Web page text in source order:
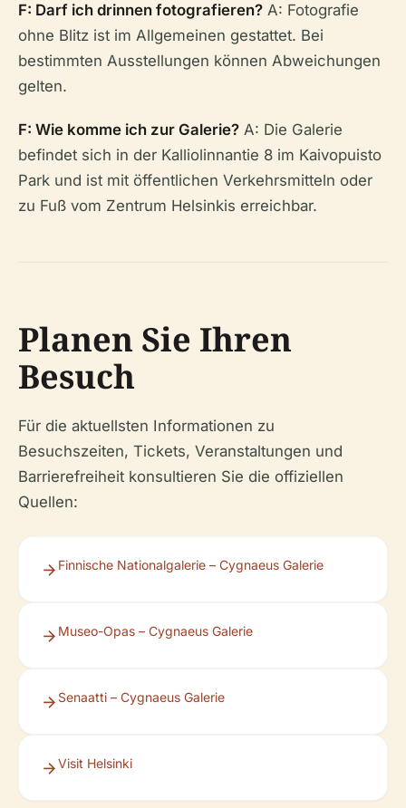
F: Darf ich drinnen fotografieren? A: Fotografie
ohne Blitz ist im Allgemeinen gestattet. Bei
bestimmten Ausstellungen können Abweichungen
gelten.
F: Wie komme ich zur Galerie? A: Die Galerie
befindet sich in der Kalliolinnantie 8 im Kaivopuisto
Park und ist mit öffentlichen Verkehrsmitteln oder
zu Fuß vom Zentrum Helsinkis erreichbar.
Planen Sie Ihren
Besuch
Für die aktuellsten Informationen zu
Besuchszeiten, Tickets, Veranstaltungen und
Barrierefreiheit konsultieren Sie die offiziellen
Quellen:
Finnische Nationalgalerie – Cygnaeus Galerie
Museo-Opas – Cygnaeus Galerie
Senaatti – Cygnaeus Galerie
Visit Helsinki